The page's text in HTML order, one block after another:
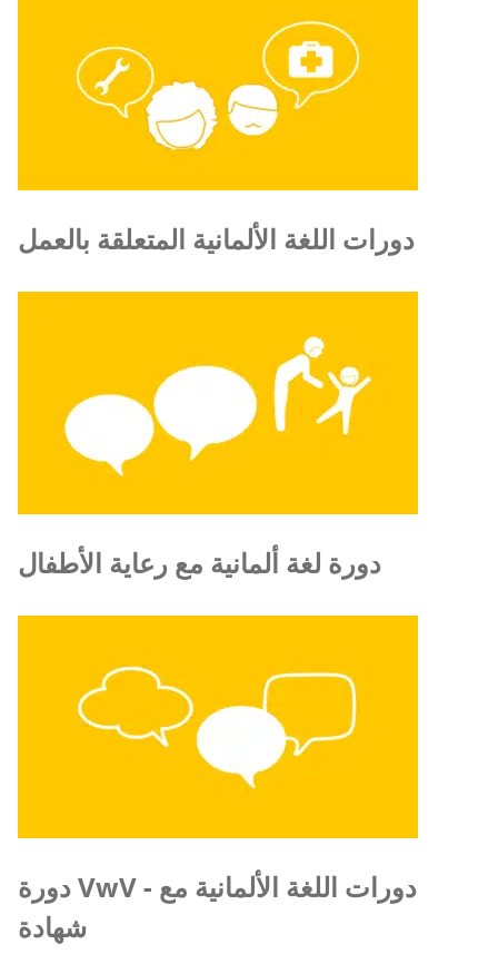
دورات اللغة الألمانية المتعلقة بالعمل
دورة لغة ألمانية مع رعاية الأطفال
دورة VwV - دورات اللغة الألمانية مع
شهادة